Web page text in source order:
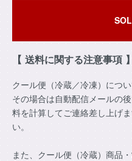
【 送料に関する注意事項 】
クール便（冷蔵／冷凍）につ
その場合は自動配信メールの
料を計算してご連絡差し上げ
い。
また、クール便（冷蔵）商品